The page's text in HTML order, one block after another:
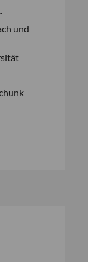
und